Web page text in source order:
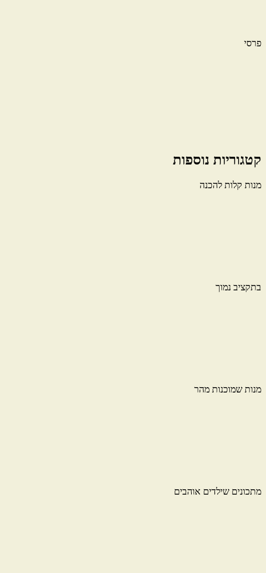
פרסי
קטגוריות נוספות
מנות קלות להכנה
בתקציב נמוך
מנות שמוכנות מהר
מתכונים שילדים אוהבים